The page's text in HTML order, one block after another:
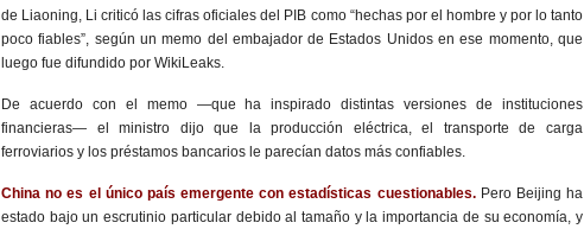
de Liaoning, Li criticó las cifras oficiales del PIB como “hechas por el hombre y por lo tanto
poco fiables”, según un memo del embajador de Estados Unidos en ese momento, que
luego fue difundido por WikiLeaks.
De acuerdo con el memo —que ha inspirado distintas versiones de instituciones
financieras— el ministro dijo que la producción eléctrica, el transporte de carga
ferroviarios y los préstamos bancarios le parecían datos más confiables.
China no es el único país emergente con estadísticas cuestionables.Pero Beijing ha
estado bajo un escrutinio particular debido al tamaño y la importancia de su economía, y